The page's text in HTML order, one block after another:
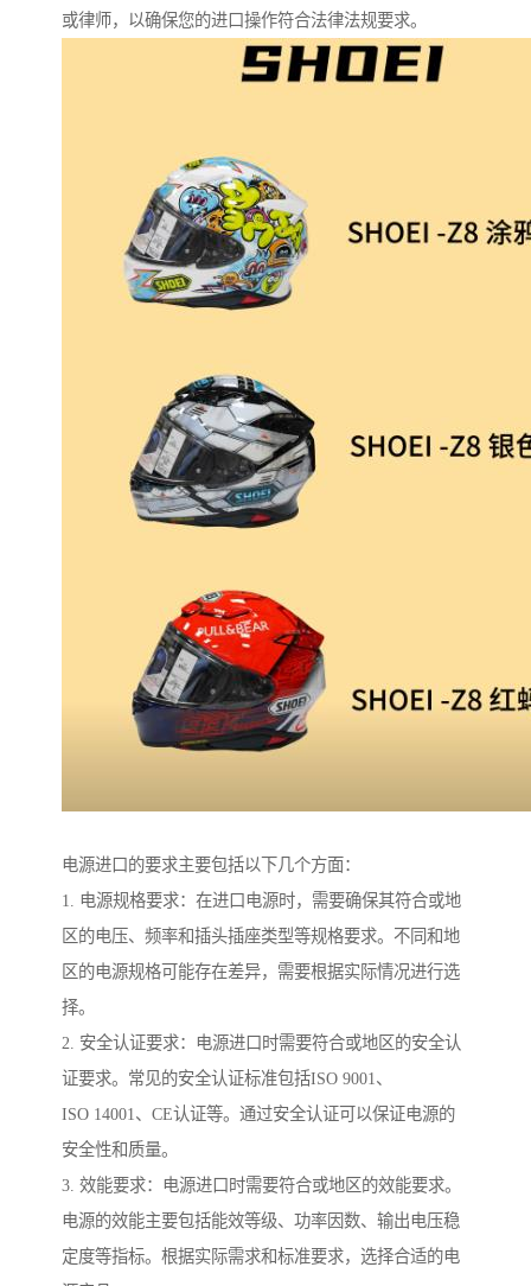
或律师，以确保您的进口操作符合法律法规要求。
电源进口的要求主要包括以下几个方面：
1. 电源规格要求：在进口电源时，需要确保其符合或地
区的电压、频率和插头插座类型等规格要求。不同和地
区的电源规格可能存在差异，需要根据实际情况进行选
择。
2. 安全认证要求：电源进口时需要符合或地区的安全认
证要求。常见的安全认证标准包括ISO 9001、
ISO 14001、CE认证等。通过安全认证可以保证电源的
安全性和质量。
3. 效能要求：电源进口时需要符合或地区的效能要求。
电源的效能主要包括能效等级、功率因数、输出电压稳
定度等指标。根据实际需求和标准要求，选择合适的电